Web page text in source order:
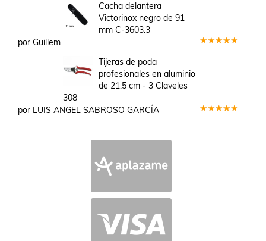
Cacha delantera
Victorinox negro de 91
mm C-3603.3
por Guillem
Tijeras de poda
profesionales en aluminio
de 21,5 cm - 3 Claveles
308
por LUIS ANGEL SABROSO GARCÍA